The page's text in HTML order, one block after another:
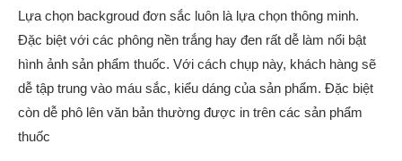
Lựa chọn backgroud đơn sắc luôn là lựa chọn thông minh.
Đặc biệt với các phông nền trắng hay đen rất dễ làm nổi bật
hình ảnh sản phẩm thuốc. Với cách chụp này, khách hàng sẽ
dễ tập trung vào máu sắc, kiểu dáng của sản phẩm. Đặc biệt
còn dễ phô lên văn bản thường được in trên các sản phẩm
thuốc